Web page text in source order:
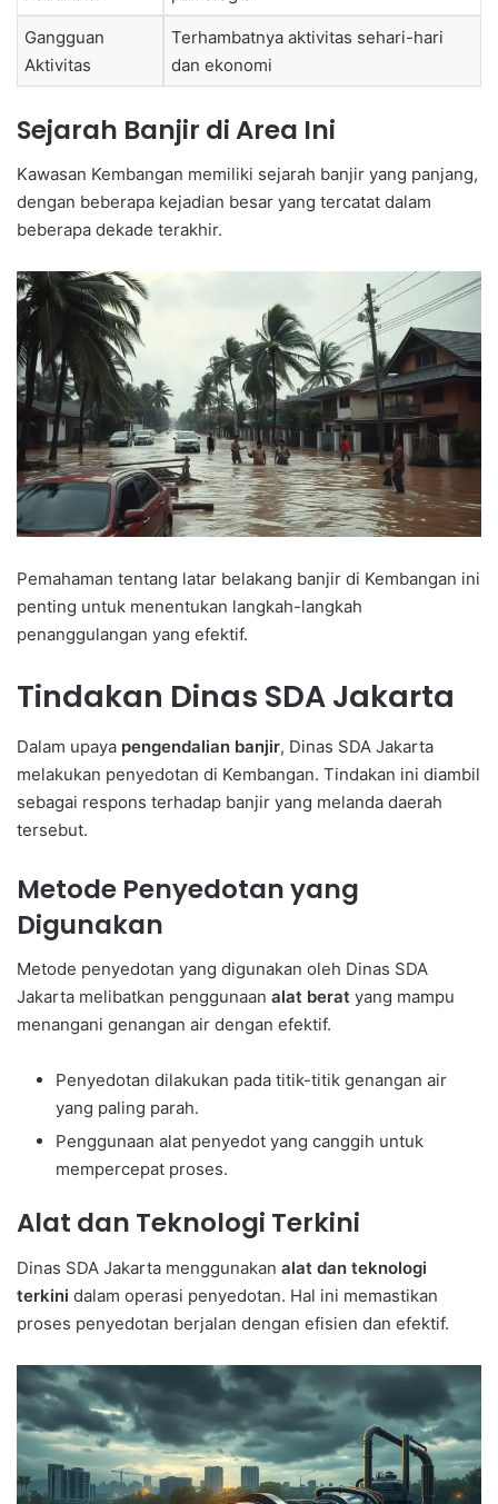
Gangguan
Aktivitas
Terhambatnya aktivitas sehari-hari
dan ekonomi
Sejarah Banjir di Area Ini
Kawasan Kembangan memiliki sejarah banjir yang panjang,
dengan beberapa kejadian besar yang tercatat dalam
beberapa dekade terakhir.
Pemahaman tentang latar belakang banjir di Kembangan ini
penting untuk menentukan langkah-langkah
penanggulangan yang efektif.
Tindakan Dinas SDA Jakarta
Dalam upaya pengendalian banjir, Dinas SDA Jakarta
melakukan penyedotan di Kembangan. Tindakan ini diambil
sebagai respons terhadap banjir yang melanda daerah
tersebut.
Metode Penyedotan yang
Digunakan
Metode penyedotan yang digunakan oleh Dinas SDA
Jakarta melibatkan penggunaan alat berat yang mampu
menangani genangan air dengan efektif.
Penyedotan dilakukan pada titik-titik genangan air
yang paling parah.
Penggunaan alat penyedot yang canggih untuk
mempercepat proses.
Alat dan Teknologi Terkini
Dinas SDA Jakarta menggunakan alat dan teknologi
terkini dalam operasi penyedotan. Hal ini memastikan
proses penyedotan berjalan dengan efisien dan efektif.